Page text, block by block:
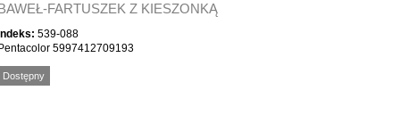
FARTUSZEK Z KIESZONKĄ
Indeks: 539-088
Pentacolor 5997412709193
Dostępny